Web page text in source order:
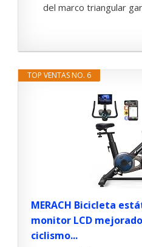
del marco triangular
TOP VENTAS NO. 6
MERACH Bicicleta
monitor LCD
ciclismo...